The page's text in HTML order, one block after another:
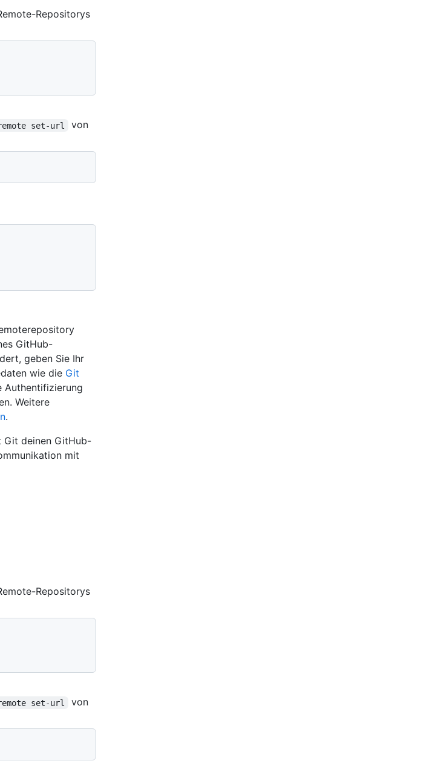
Repositorys
set-url
von
GitHub-
geben Sie Ihr
wie die Git
Authentifizierung
Weitere
.
Git deinen GitHub-
mit
Repositorys
set-url
von